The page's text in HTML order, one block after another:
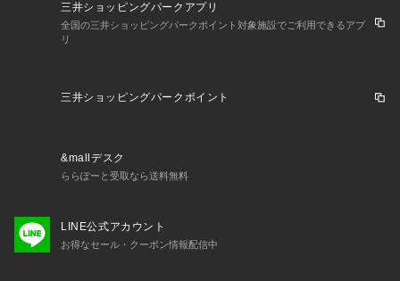
三井ショッピングパークアプリ
全国の三井ショッピングパークポイント対象施設でご利用できるアプ
リ
三井ショッピングパークポイント
&mallデスク
ららぽーと受取なら送料無料
LINE公式アカウント
お得なセール・クーポン情報配信中